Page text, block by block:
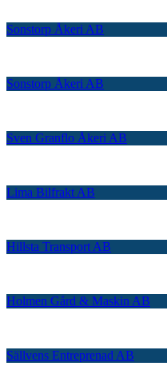
Sonstorp Åkeri AB
Sonstorp Åkeri AB
Sven Granflo Åkeri AB
Lima Bilfrakt AB
Hillsta Transport AB
Holmen Gård & Maskin AB
Sällvens Entreprenad AB